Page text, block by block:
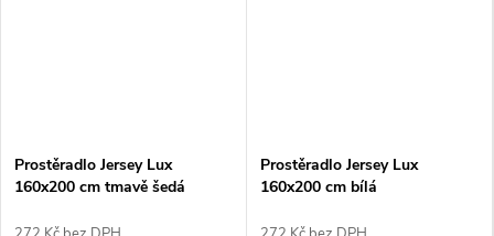
Prostěradlo Jersey Lux
160x200 cm tmavě šedá
Prostěradlo Jersey Lux
160x200 cm bílá